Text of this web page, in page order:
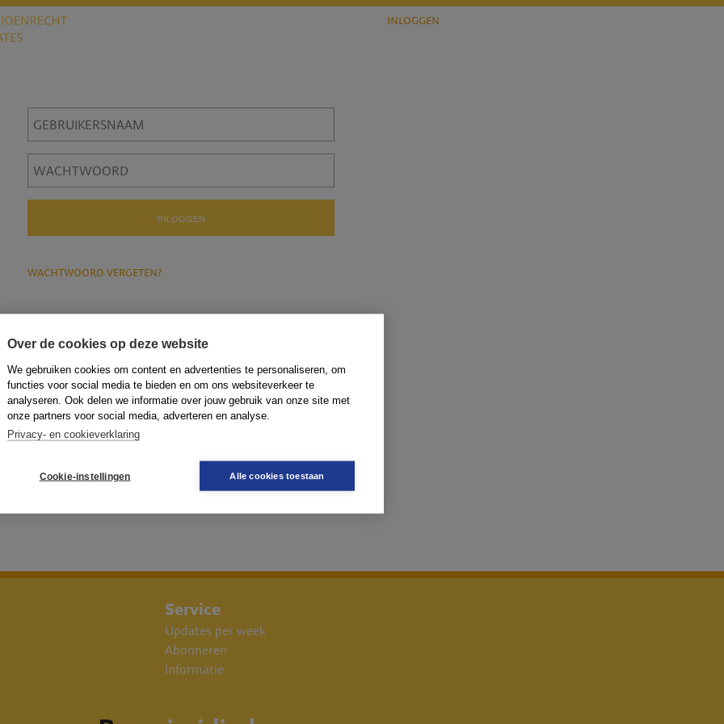
Over de cookies op deze website
We gebruiken cookies om content en advertenties te personaliseren, om
functies voor social media te bieden en om ons websiteverkeer te
analyseren. Ook delen we informatie over jouw gebruik van onze site met
onze partners voor social media, adverteren en analyse.
Privacy- en cookieverklaring
Cookie-instellingen Alle cookies toestaan
inloggen
wachtwoord vergeten?
Service
Updates per week
Abonneren
Informatie